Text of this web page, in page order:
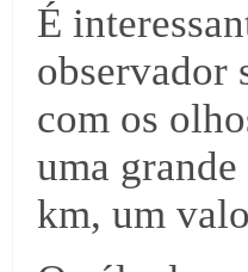
É
observador
com os
uma
km, um